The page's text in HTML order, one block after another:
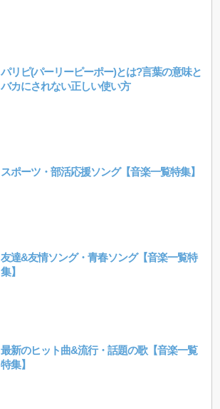
パリピ(パーリーピーポー)とは?言葉の意味と
バカにされない正しい使い方
スポーツ・部活応援ソング【音楽一覧特集】
友達&友情ソング・青春ソング【音楽一覧特
集】
最新のヒット曲&流行・話題の歌【音楽一覧
特集】